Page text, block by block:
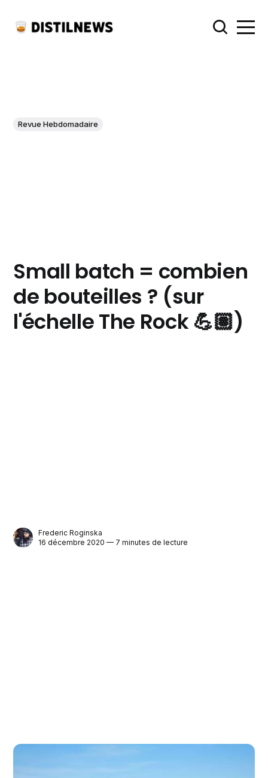
Revue Hebdomadaire
Small batch = combien
de bouteilles ? (sur
l'échelle The Rock 💪🏽)
Frederic Roginska
16 décembre 2020 — 7 minutes de lecture